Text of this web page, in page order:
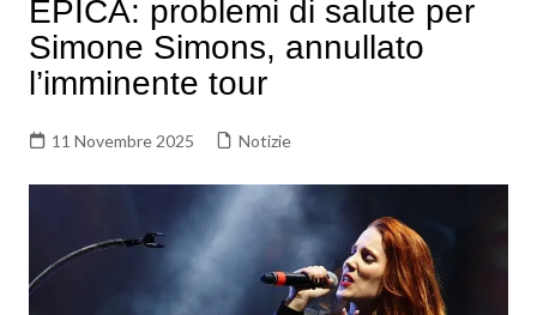
EPICA: problemi di salute per
Simone Simons, annullato
l’imminente tour
11 Novembre 2025 Notizie